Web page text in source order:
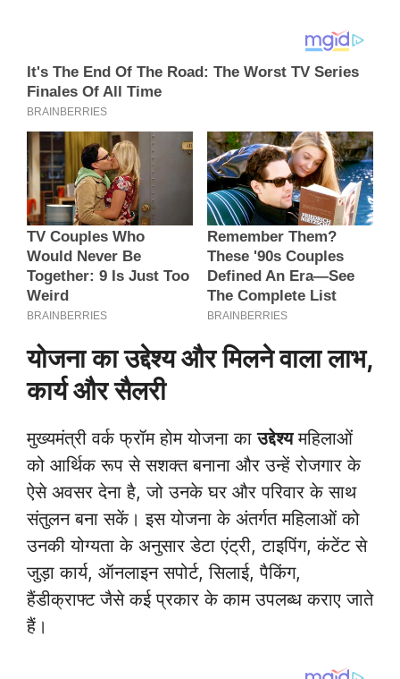
योजना का उद्देश्य और मिलने वाला लाभ,
कार्य और सैलरी
मुख्यमंत्री वर्क फ्रॉम होम योजना काउद्देश्यमहिलाओं
को आर्थिक रूप से सशक्त बनाना और उन्हें रोजगार के
ऐसे अवसर देना है, जो उनके घर और परिवार के साथ
संतुलन बना सकें। इस योजना के अंतर्गत महिलाओं को
उनकी योग्यता के अनुसार डेटा एंट्री, टाइपिंग, कंटेंट से
जुड़ा कार्य, ऑनलाइन सपोर्ट, सिलाई, पैकिंग,
हैंडीक्राफ्ट जैसे कई प्रकार के काम उपलब्ध कराए जाते
हैं।